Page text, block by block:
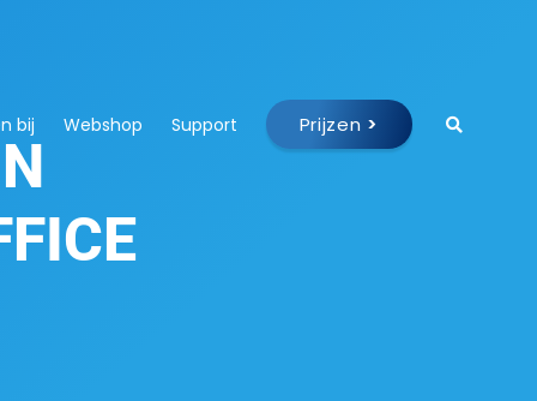
bij Webshop Support Prijzen >